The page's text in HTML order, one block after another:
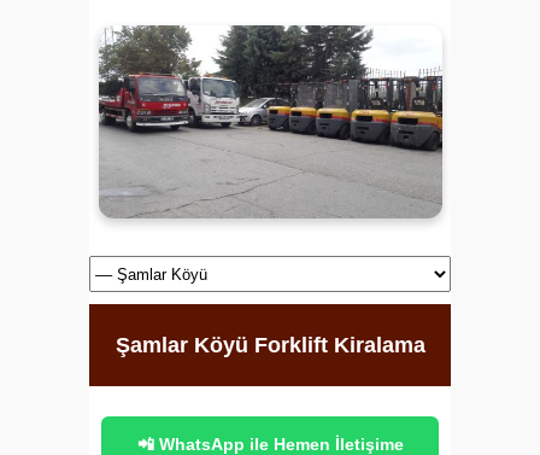
Şamlar Köyü Forklift Kiralama
📲 WhatsApp ile Hemen İletişime